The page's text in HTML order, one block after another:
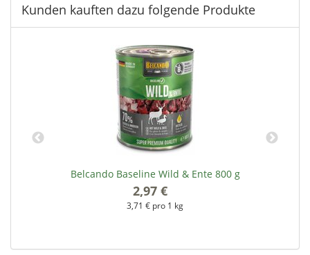
Kunden kauften dazu folgende Produkte
Belcando Baseline Wild & Ente 800 g
2,97 €
3,71 € pro 1 kg